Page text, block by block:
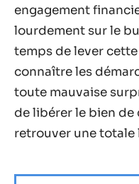
engagement
lourdement sur le
temps de lever
connaître les
toute mauvaise
de libérer le bien de
retrouver une